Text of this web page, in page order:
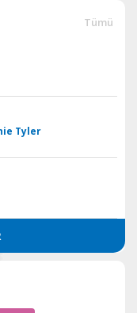
Tümü
Tyler